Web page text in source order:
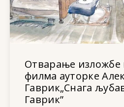
Отварање изложбе
филма ауторке
Гаврик„Снага
Гаврик”